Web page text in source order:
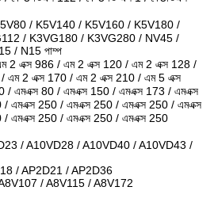
/ K5V140 / K5V160 / K5V180 /
/ K3VG180 / K3VG280 / NV45 /
/ N15 পাম্প
2 এক্স 986 / এম 2 এক্স 120 / এম 2 এক্স 128 /
এম 2 এক্স 170 / এম 2 এক্স 210 / এম 5 এক্স
এমএক্স 80 / এমএক্স 150 / এমএক্স 173 / এমএক্স
এমএক্স 250 / এমএক্স 250 / এমএক্স 250 / এমএক্স
এমএক্স 250 / এমএক্স 250 / এমএক্স 250
/ A10VD28 / A10VD40 / A10VD43 /
/ AP2D21 / AP2D36
/ A8V115 / A8V172